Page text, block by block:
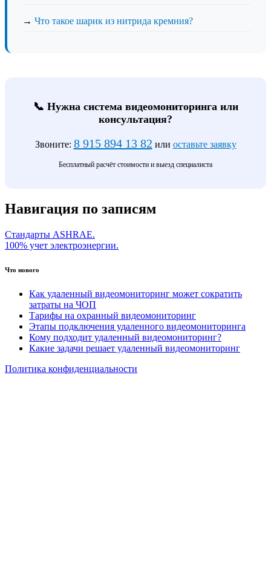
→ Что такое шарик из нитрида кремния?
📞 Нужна система видеомониторинга или
консультация?
Звоните: 8 915 894 13 82 или оставьте заявку
Бесплатный расчёт стоимости и выезд специалиста
Навигация по записям
Стандарты ASHRAE.
100% учет электроэнергии.
Что нового
Как удаленный видеомониторинг может сократить
затраты на ЧОП
Тарифы на охранный видеомониторинг
Этапы подключения удаленного видеомониторинга
Кому подходит удаленный видеомониторинг?
Какие задачи решает удаленный видеомониторинг
Политика конфиденциальности